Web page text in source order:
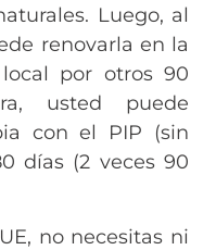
Luego, al
renovarla en la
por otros 90
usted puede
con el PIP (sin
días (2 veces 90
no necesitas ni